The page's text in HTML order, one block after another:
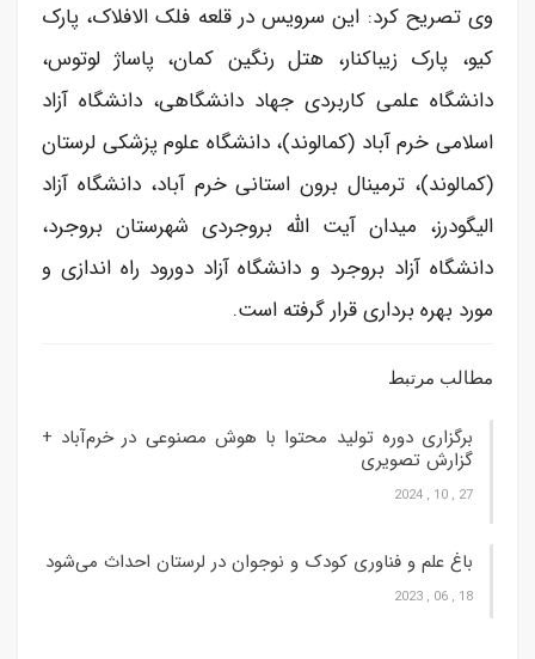
وی تصریح کرد: این سرویس در قلعه فلک الافلاک، پارک
کیو، پارک زیباکنار، هتل رنگین کمان، پاساژ لوتوس،
دانشگاه علمی کاربردی جهاد دانشگاهی، دانشگاه آزاد
اسلامی خرم آباد (کمالوند)، دانشگاه علوم پزشکی لرستان
(کمالوند)، ترمینال برون استانی خرم آباد، دانشگاه آزاد
الیگودرز، میدان آیت الله بروجردی شهرستان بروجرد،
دانشگاه آزاد بروجرد و دانشگاه آزاد دورود راه اندازی و
مورد بهره برداری قرار گرفته است.
مطالب مرتبط
برگزاری دوره تولید محتوا با هوش مصنوعی در خرم‌آباد +
گزارش تصویری
27 , 10 , 2024
باغ علم و فناوری کودک و نوجوان در لرستان احداث می‌شود
18 , 06 , 2023